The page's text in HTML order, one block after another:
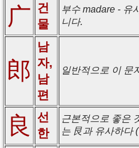
广 건
물
부수 madare - 유
니다.
郎
남
자,
남
편
일반적으로 이 문
良
선
한
근본적으로 좋은
는 艮과 유사하다